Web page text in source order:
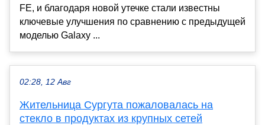
FE, и благодаря новой утечке стали известны
ключевые улучшения по сравнению с предыдущей
моделью Galaxy ...
02:28, 12 Авг
Жительница Сургута пожаловалась на
стекло в продуктах из крупных сетей